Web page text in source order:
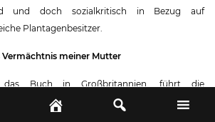
und doch sozialkritisch in Bezug auf
Plantagenbesitzer.
Vermächtnis meiner Mutter
das Buch in Großbritannien, führt die
Suche nach Spuren ihrer Mutter dann auf die